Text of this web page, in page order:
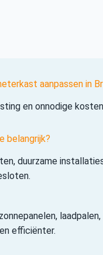
aanpassen in
en onnodige
belangrijk?
duurzame
laadpalen,
efficiënter.